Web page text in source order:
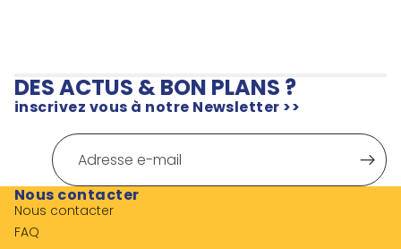
DES ACTUS & BON PLANS ?
inscrivez vous à notre Newsletter >>
Nous contacter
Nous contacter
FAQ